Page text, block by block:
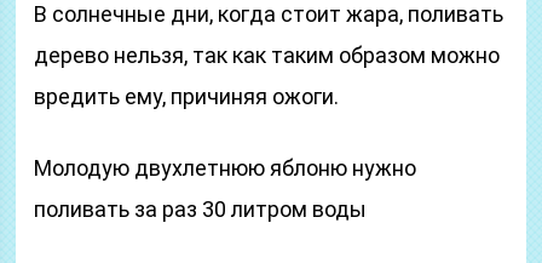
В солнечные дни, когда стоит жара, поливать
дерево нельзя, так как таким образом можно
вредить ему, причиняя ожоги.
Молодую двухлетнюю яблоню нужно
поливать за раз 30 литром воды